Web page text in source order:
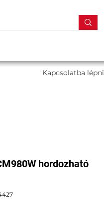
Kapcsolatba lépni
hordozható